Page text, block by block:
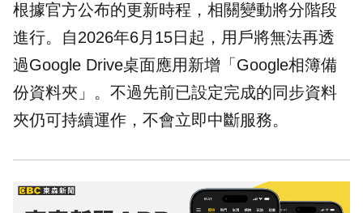
根據官方公布的更新時程，相關變動將分階段
進行。自2026年6月15日起，用戶將無法再透
過Google Drive桌面應用新增「Google相簿備
份資料夾」。不過先前已設定完成的同步資料
夾仍可持續運作，不會立即中斷服務。